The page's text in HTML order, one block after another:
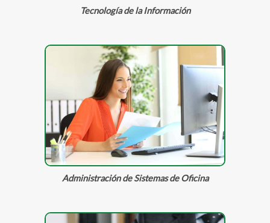
Tecnología de la Información
Administración de Sistemas de Oficina